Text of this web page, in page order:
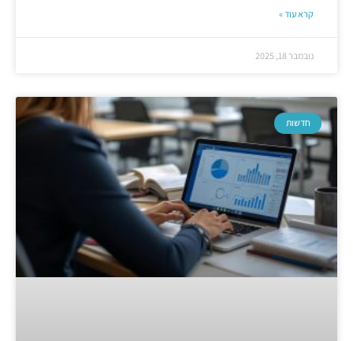
קרא עוד »
נובמבר 18, 2025
חדשות